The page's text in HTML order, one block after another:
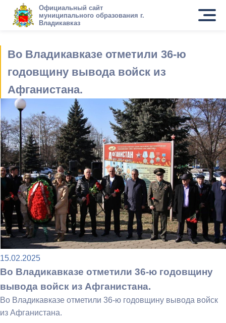
Официальный сайт
муниципального образования г.
Владикавказ
Во Владикавказе отметили 36-ю
годовщину вывода войск из
Афганистана.
15.02.2025
Во Владикавказе отметили 36-ю годовщину
вывода войск из Афганистана.
Во Владикавказе отметили 36-ю годовщину вывода войск
из Афганистана.